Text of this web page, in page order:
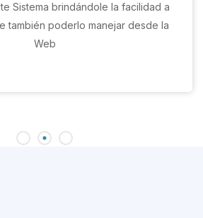
Sistema brindándole la facilidad a
también poderlo manejar desde la
Web